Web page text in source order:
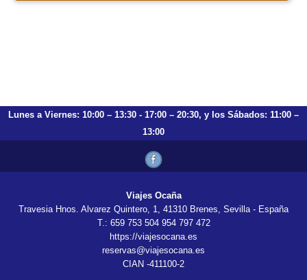
Lunes a Viernes: 10:00 – 13:30 - 17:00 – 20:30, y los Sábados: 11:00 –
13:00
Viajes Ocaña
Travesia Hnos. Alvarez Quintero, 1, 41310 Brenes, Sevilla - España
T.: 659 753 504 954 797 472
https://viajesocana.es
reservas@viajesocana.es
CIAN -411100-2